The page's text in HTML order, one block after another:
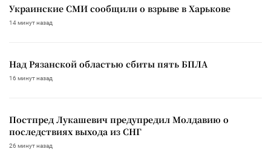
Украинские СМИ сообщили о взрыве в Харькове
14 минут назад
Над Рязанской областью сбиты пять БПЛА
16 минут назад
Постпред Лукашевич предупредил Молдавию о
последствиях выхода из СНГ
26 минут назад